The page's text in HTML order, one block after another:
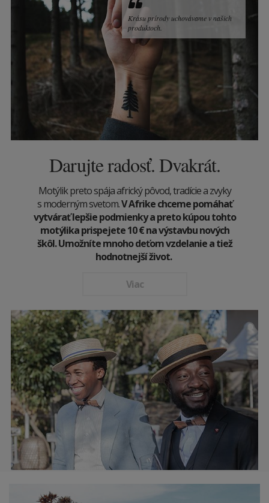
Krásu prírody uchovávame v našich
produktoch.
Darujte radosť. Dvakrát.
Motýlik preto spája africký pôvod, tradície a zvyky
s moderným svetom.V Afrike chceme pomáhať
vytvárať lepšie podmienky a preto kúpou tohto
motýlika prispejete 10€na výstavbu nových
škôl. Umožníte mnoho deťom vzdelanie a tiež
hodnotnejší život.
Viac